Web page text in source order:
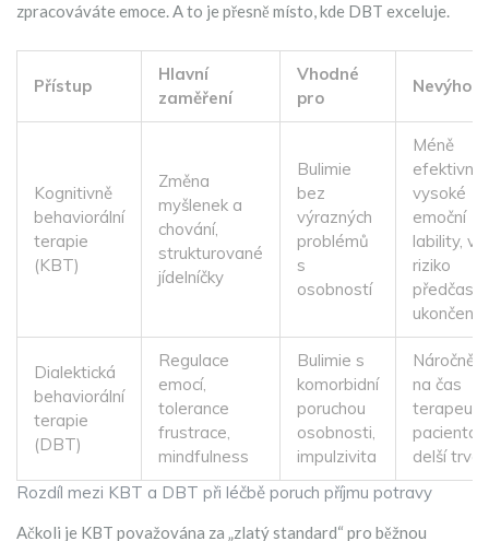
zpracováváte emoce. A to je přesně místo, kde DBT exceluje.
Rozdíl mezi KBT a DBT při léčbě poruch příjmu potravy
Přístup
Hlavní
zaměření
Vhodné
pro
Kognitivně
behaviorální
terapie
(KBT)
Změna
myšlenek a
chování,
strukturované
jídelníčky
Bulimie
bez
výrazných
problémů
s
osobností
Méně
efektivní u
vysoké
emoční
lability,
riziko
ukončení
Dialektická
behaviorální
terapie
(DBT)
Regulace
emocí,
tolerance
frustrace,
mindfulness
Bulimie s
komorbidní
poruchou
osobnosti,
impulzivita
Náročnější
na čas
pacienta,
delší
Ačkoli je KBT považována za „zlatý standard“ pro běžnou